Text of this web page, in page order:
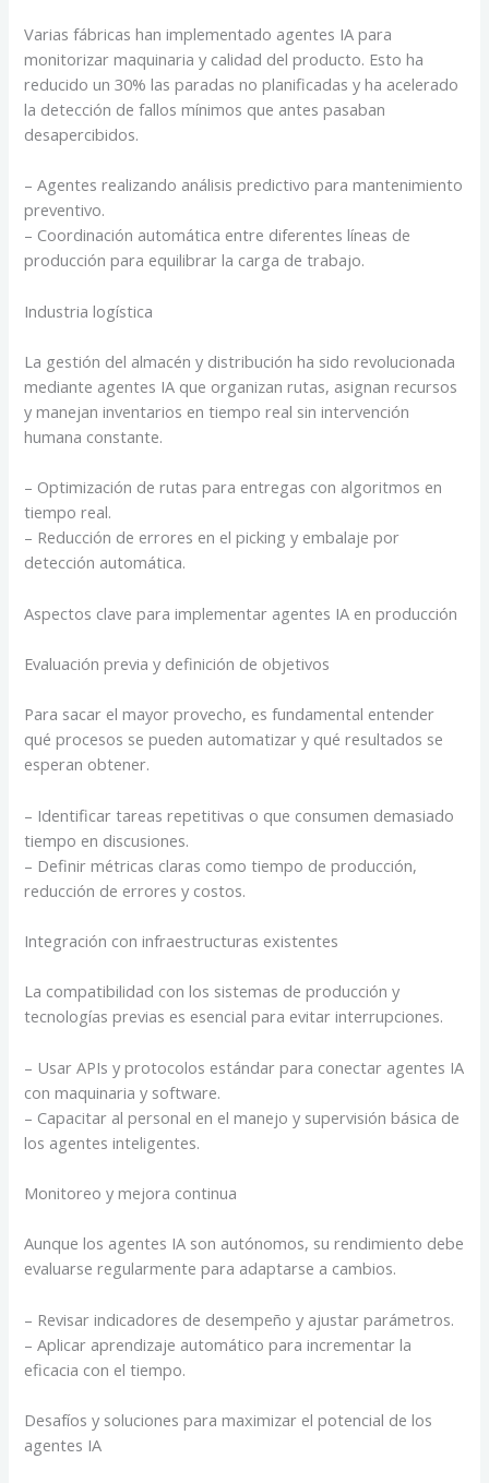
Varias fábricas han implementado agentes IA para
monitorizar maquinaria y calidad del producto. Esto ha
reducido un 30% las paradas no planificadas y ha acelerado
la detección de fallos mínimos que antes pasaban
desapercibidos.
– Agentes realizando análisis predictivo para mantenimiento
preventivo.
– Coordinación automática entre diferentes líneas de
producción para equilibrar la carga de trabajo.
Industria logística
La gestión del almacén y distribución ha sido revolucionada
mediante agentes IA que organizan rutas, asignan recursos
y manejan inventarios en tiempo real sin intervención
humana constante.
– Optimización de rutas para entregas con algoritmos en
tiempo real.
– Reducción de errores en el picking y embalaje por
detección automática.
Aspectos clave para implementar agentes IA en producción
Evaluación previa y definición de objetivos
Para sacar el mayor provecho, es fundamental entender
qué procesos se pueden automatizar y qué resultados se
esperan obtener.
– Identificar tareas repetitivas o que consumen demasiado
tiempo en discusiones.
– Definir métricas claras como tiempo de producción,
reducción de errores y costos.
Integración con infraestructuras existentes
La compatibilidad con los sistemas de producción y
tecnologías previas es esencial para evitar interrupciones.
– Usar APIs y protocolos estándar para conectar agentes IA
con maquinaria y software.
– Capacitar al personal en el manejo y supervisión básica de
los agentes inteligentes.
Monitoreo y mejora continua
Aunque los agentes IA son autónomos, su rendimiento debe
evaluarse regularmente para adaptarse a cambios.
– Revisar indicadores de desempeño y ajustar parámetros.
– Aplicar aprendizaje automático para incrementar la
eficacia con el tiempo.
Desafíos y soluciones para maximizar el potencial de los
agentes IA